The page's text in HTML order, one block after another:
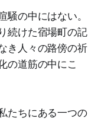
の中にはない。
続けた宿場町の記
き人々の路傍の祈
の道筋の中にこ
たちにある一つの